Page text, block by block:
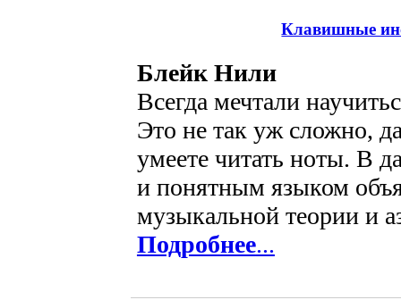
Клавишные
Блейк Нили
Всегда мечтали
Это не так уж сложно,
умеете читать ноты. В
и понятным языком
музыкальной теории и
Подробнее...